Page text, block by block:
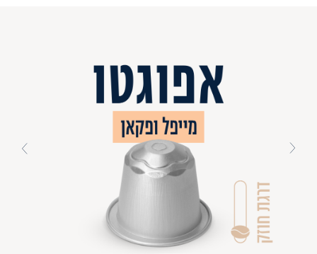
Up and Down arrow keys to navigate search results.